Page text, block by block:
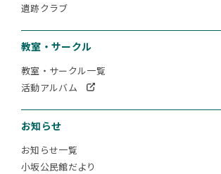
遺跡クラブ
教室・サークル
教室・サークル一覧
活動アルバム
お知らせ
お知らせ一覧
小坂公民館だより